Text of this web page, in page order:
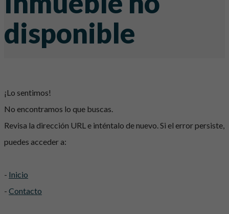
disponible
¡Lo sentimos!
No encontramos lo que buscas.
Revisa la dirección URL e inténtalo de nuevo. Si el error persiste,
puedes acceder a:
- Inicio
- Contacto